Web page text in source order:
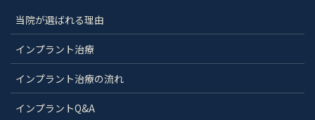
当院が選ばれる理由
インプラント治療
インプラント治療の流れ
インプラントQ&A